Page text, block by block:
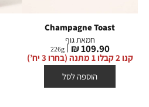
Champagne Toast
חמאת גוף
מחיר
מוצר
109.90 ₪
226g
קנו 2 קבלו 1 מתנה (בחרו 3 יח’)
הוספה לסל